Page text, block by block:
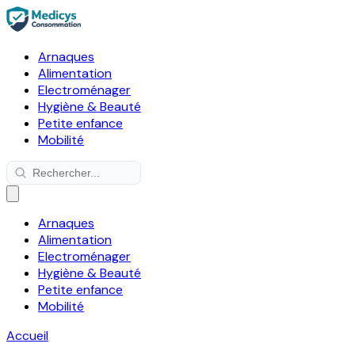
Arnaques
Alimentation
Electroménager
Hygiène & Beauté
Petite enfance
Mobilité
Arnaques
Alimentation
Electroménager
Hygiène & Beauté
Petite enfance
Mobilité
Accueil